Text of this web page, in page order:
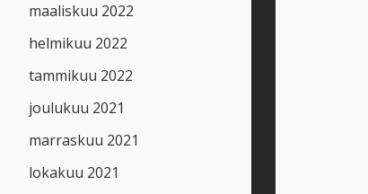
maaliskuu 2022
helmikuu 2022
tammikuu 2022
joulukuu 2021
marraskuu 2021
lokakuu 2021